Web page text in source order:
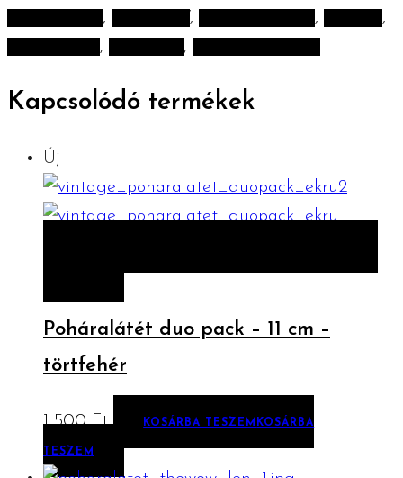
, , ,
,
, ,
Kapcsolódó termékek
Új
Poháralátét duo pack – 11 cm –
törtfehér
1 500Ft KOSÁRBA TESZEM KOSÁRBA
TESZEM